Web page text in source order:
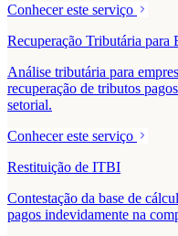
Conhecer este serviço
Recuperação Tributária para
Análise tributária para
recuperação de tributos
setorial.
Conhecer este serviço
Restituição de ITBI
Contestação da base de
pagos indevidamente na